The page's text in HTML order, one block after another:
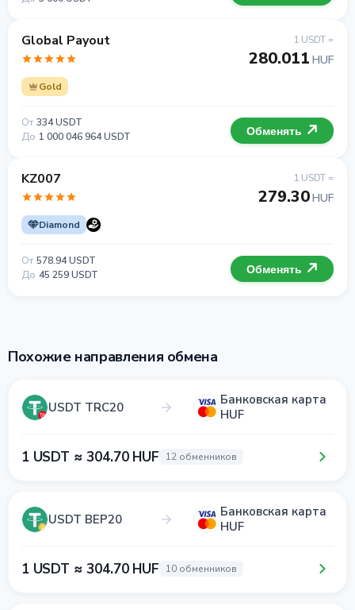
Global Payout
Gold
1 USDT =
280.011 HUF
От 334 USDT
До 1 000 046 964 USDT Обменять
KZ007
Diamond
1 USDT =
279.30HUF
От 578.94 USDT
До 45 259 USDT Обменять
Похожие направления обмена
USDT TRC20
Банковская карта
HUF
1 USDT ≈ 304.70 HUF 12 обменников
USDT BEP20
Банковская карта
HUF
1 USDT ≈ 304.70 HUF 10 обменников